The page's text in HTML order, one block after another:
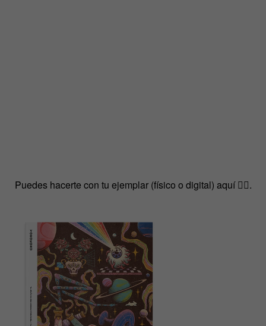
Puedes hacerte con tu ejemplar (físico o digital) aquí 👇🏻.